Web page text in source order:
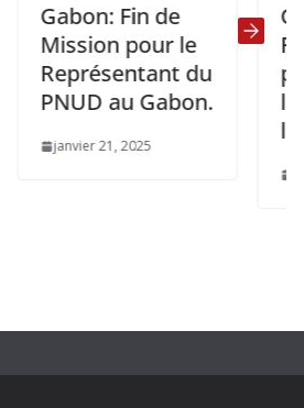
Gabon: Fin de
Mission pour le
Représentant du
PNUD au Gabon.
janvier 21, 2025
Félix
prend
la
la